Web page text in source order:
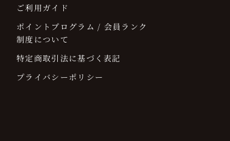
ご利用ガイド
ポイントプログラム / 会員ランク
制度について
特定商取引法に基づく表記
プライバシーポリシー